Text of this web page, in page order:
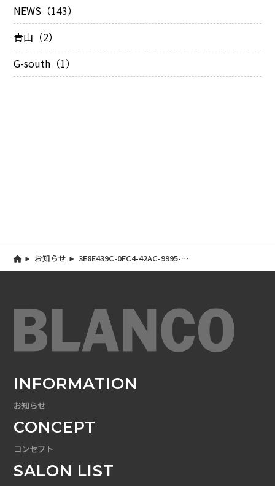
NEWS（143）
青山（2）
G-south（1）
お知らせ
3E8E439C-0FC4-42AC-9995-
52B64F7EAD20
INFORMATION
お知らせ
CONCEPT
コンセプト
SALON LIST